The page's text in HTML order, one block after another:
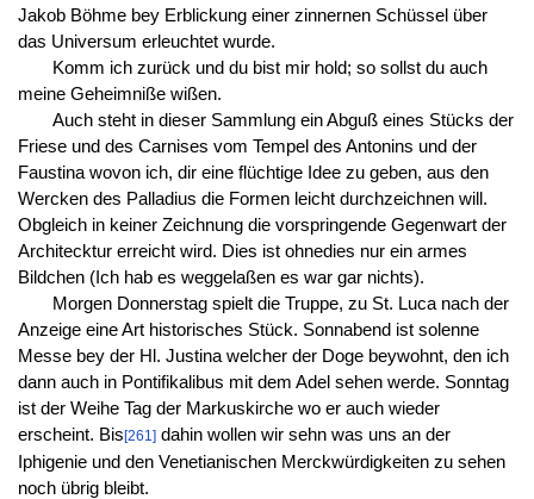
Jakob Böhme bey Erblickung einer zinnernen Schüssel über
das Universum erleuchtet wurde.
Komm ich zurück und du bist mir hold; so sollst du auch
meine Geheimniße wißen.
Auch steht in dieser Sammlung ein Abguß eines Stücks der
Friese und des Carnises vom Tempel des Antonins und der
Faustina wovon ich, dir eine flüchtige Idee zu geben, aus den
Wercken des Palladius die Formen leicht durchzeichnen will.
Obgleich in keiner Zeichnung die vorspringende Gegenwart der
Architecktur erreicht wird. Dies ist ohnedies nur ein armes
Bildchen (Ich hab es weggelaßen es war gar nichts).
Morgen Donnerstag spielt die Truppe, zu St. Luca nach der
Anzeige eine Art historisches Stück. Sonnabend ist solenne
Messe bey der Hl. Justina welcher der Doge beywohnt, den ich
dann auch in Pontifikalibus mit dem Adel sehen werde. Sonntag
ist der Weihe Tag der Markuskirche wo er auch wieder
erscheint. Bis[261]dahin wollen wir sehn was uns an der
Iphigenie und den Venetianischen Merckwürdigkeiten zu sehen
noch übrig bleibt.